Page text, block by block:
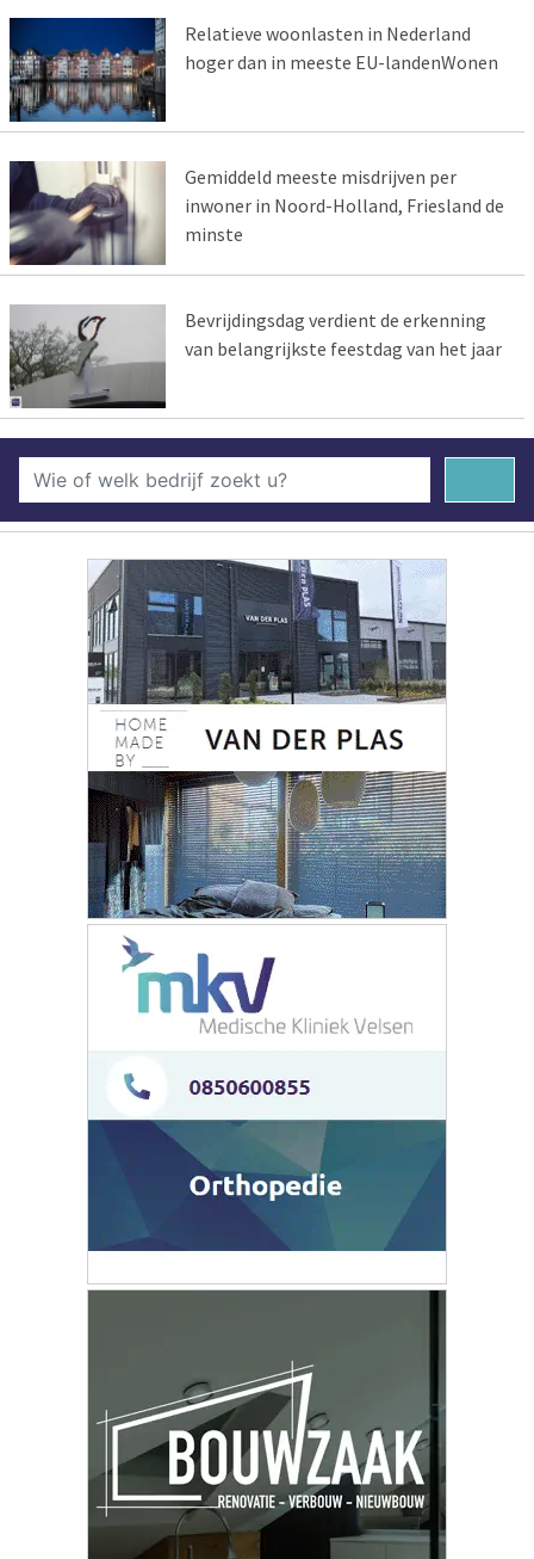
Relatieve woonlasten in Nederland
hoger dan in meeste EU-landenWonen
Gemiddeld meeste misdrijven per
inwoner in Noord-Holland, Friesland de
minste
Bevrijdingsdag verdient de erkenning
van belangrijkste feestdag van het jaar